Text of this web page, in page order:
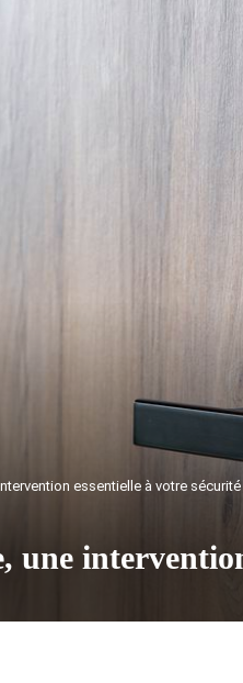
essentielle à votre sécurité
une